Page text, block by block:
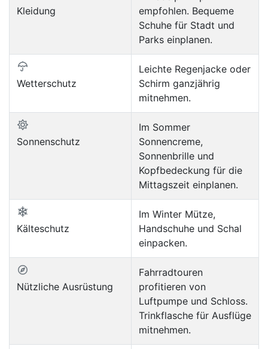
Kleidung
empfohlen. Bequeme
Schuhe für Stadt und
Parks einplanen.
Wetterschutz
Leichte Regenjacke oder
Schirm ganzjährig
mitnehmen.
Sonnenschutz
Im Sommer
Sonnencreme,
Sonnenbrille und
Kopfbedeckung für die
Mittagszeit einplanen.
Kälteschutz
Im Winter Mütze,
Handschuhe und Schal
einpacken.
Nützliche Ausrüstung
Fahrradtouren
profitieren von
Luftpumpe und Schloss.
Trinkflasche für Ausflüge
mitnehmen.